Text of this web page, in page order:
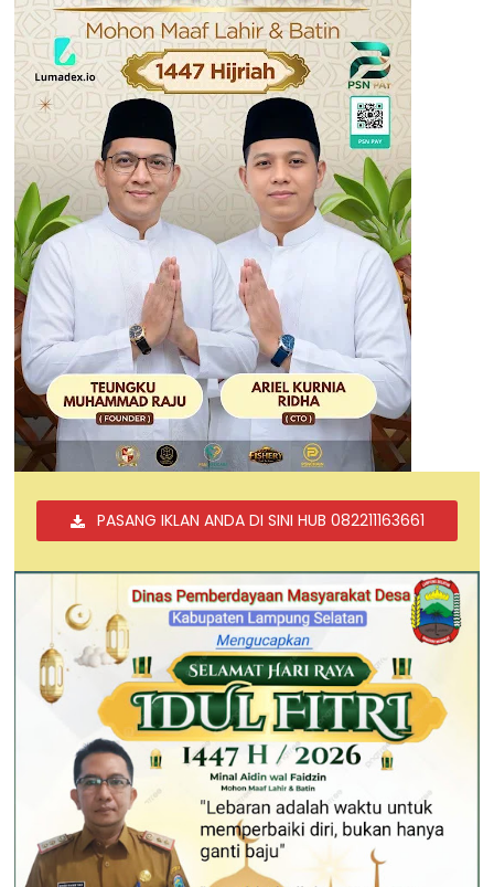
PASANG IKLAN ANDA DI SINI HUB 082211163661